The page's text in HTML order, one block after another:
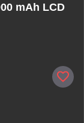
mAh LCD